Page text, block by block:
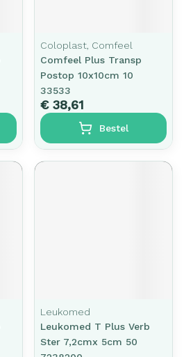
Coloplast, Comfeel
Comfeel Plus Transp
Postop 10x10cm 10
33533
€ 38,61
Bestel
Leukomed
Leukomed T Plus Verb
Ster 7,2cmx 5cm 50